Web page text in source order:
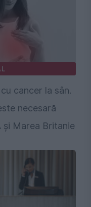
cancer la sân.
necesară
Marea Britanie